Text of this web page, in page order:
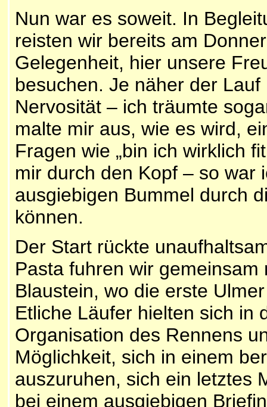
Nun war es soweit. In
reisten wir bereits am
Gelegenheit, hier unsere
besuchen. Je näher der
Nervosität – ich träumte
malte mir aus, wie es wird,
Fragen wie „bin ich wirklich
mir durch den Kopf – so war
ausgiebigen Bummel durch
können.
Der Start rückte
Pasta fuhren wir
Blaustein, wo die erste
Etliche Läufer hielten sich in
Organisation des Rennens
Möglichkeit, sich in einem
auszuruhen, sich ein letztes
bei einem ausgiebigen